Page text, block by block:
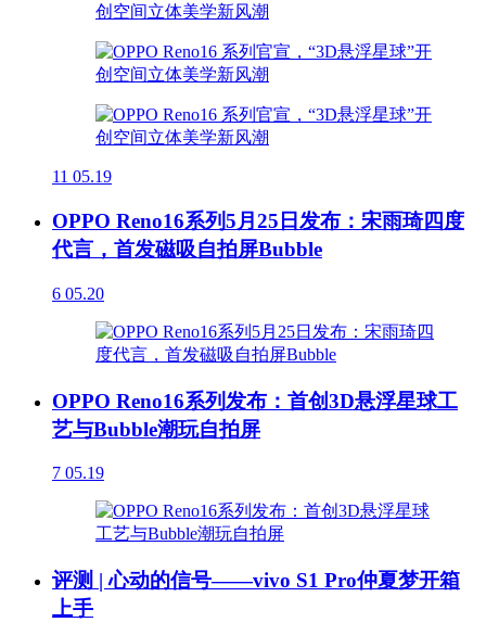
11 05.19
OPPO Reno16系列5月25日发布：宋雨琦四度
代言，首发磁吸自拍屏Bubble
6 05.20
OPPO Reno16系列发布：首创3D悬浮星球工
艺与Bubble潮玩自拍屏
7 05.19
评测 | 心动的信号——vivo S1 Pro仲夏梦开箱
上手